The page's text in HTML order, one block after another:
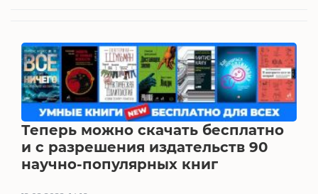
Теперь можно скачать бесплатно
и с разрешения издательств 90
научно-популярных книг